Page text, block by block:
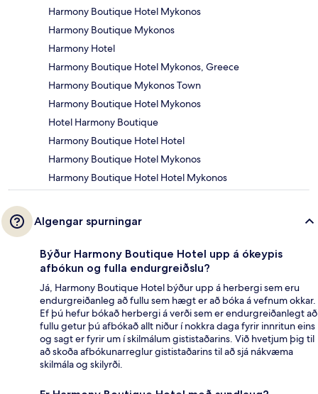
Harmony Boutique Hotel Mykonos
Harmony Boutique Mykonos
Harmony Hotel
Harmony Boutique Hotel Mykonos, Greece
Harmony Boutique Mykonos Town
Harmony Boutique Hotel Mykonos
Hotel Harmony Boutique
Harmony Boutique Hotel Hotel
Harmony Boutique Hotel Mykonos
Harmony Boutique Hotel Hotel Mykonos
Algengar spurningar
Býður Harmony Boutique Hotel upp á ókeypis
afbókun og fulla endurgreiðslu?
Já, Harmony Boutique Hotel býður upp á herbergi sem eru
endurgreiðanleg að fullu sem hægt er að bóka á vefnum okkar.
Ef þú hefur bókað herbergi á verði sem er endurgreiðanlegt að
fullu getur þú afbókað allt niður í nokkra daga fyrir innritun eins
og sagt er fyrir um í skilmálum gististaðarins. Við hvetjum þig til
að skoða afbókunarreglur gististaðarins til að sjá nákvæma
skilmála og skilyrði.